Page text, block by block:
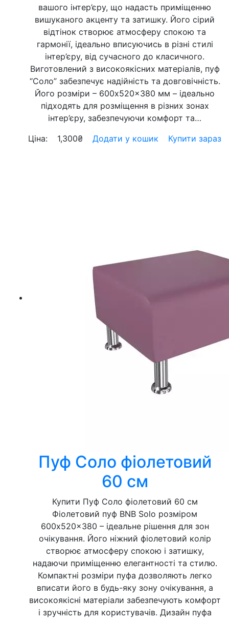
вашого інтер’єру, що надасть приміщенню
вишуканого акценту та затишку. Його сірий
відтінок створює атмосферу спокою та
гармонії, ідеально вписуючись в різні стилі
інтер’єру, від сучасного до класичного.
Виготовлений з високоякісних матеріалів, пуф
“Соло” забезпечує надійність та довговічність.
Його розміри – 600x520x380 мм – ідеально
підходять для розміщення в різних зонах
інтер’єру, забезпечуючи комфорт та…
Ціна:
1,300₴ Додати у кошик Купити зараз
Пуф Соло фіолетовий
60 см
Купити Пуф Соло фіолетовий 60 см
Фіолетовий пуф BNB Solo розміром
600x520x380 – ідеальне рішення для зон
очікування. Його ніжний фіолетовий колір
створює атмосферу спокою і затишку,
надаючи приміщенню елегантності та стилю.
Компактні розміри пуфа дозволяють легко
вписати його в будь-яку зону очікування, а
високоякісні матеріали забезпечують комфорт
і зручність для користувачів. Дизайн пуфа